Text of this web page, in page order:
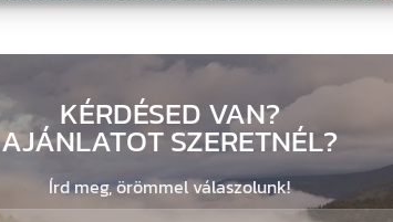
KÉRDÉSED VAN?
AJÁNLATOT SZERETNÉL?
Írd meg, örömmel válaszolunk!